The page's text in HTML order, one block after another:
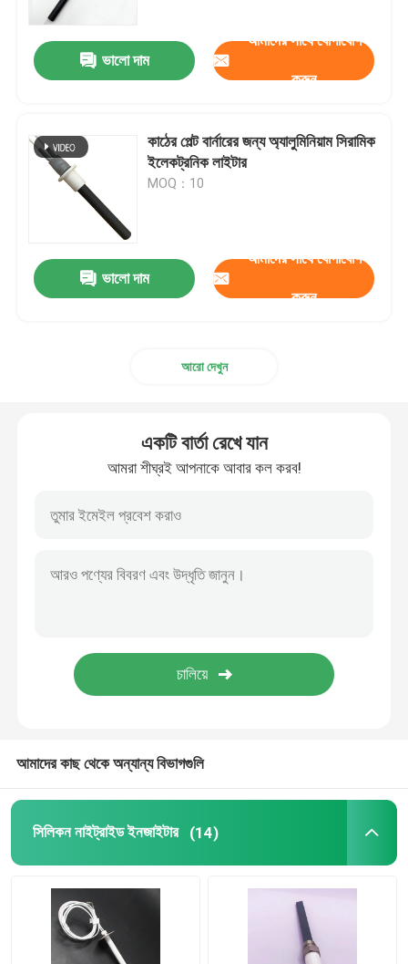
ভালো দাম
আমাদের সাথে যোগাযোগ
করুন
কাঠের পেল্ট বার্নারের জন্য অ্যালুমিনিয়াম সিরামিক
ইলেকট্রনিক লাইটার
MOQ：10
ভালো দাম
আমাদের সাথে যোগাযোগ
করুন
আরো দেখুন
একটি বার্তা রেখে যান
আমরা শীঘ্রই আপনাকে আবার কল করব!
আমাদের কাছ থেকে অন্যান্য বিভাগগুলি
সিলিকন নাইট্রাইড ইনজাইটার (14)